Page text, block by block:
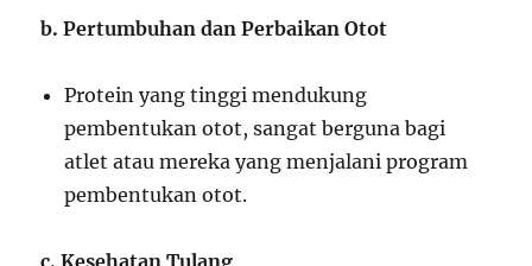
b. Pertumbuhan dan Perbaikan Otot
Protein yang tinggi mendukung
pembentukan otot, sangat berguna bagi
atlet atau mereka yang menjalani program
pembentukan otot.
c. Kesehatan Tulang